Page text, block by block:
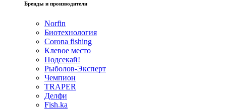
Бренды и производители
Norfin
Биотехнология
Corona fishing
Клевое место
Подсекай!
Рыболов-Эксперт
Чемпион
TRAPER
Делфи
Fish.ka